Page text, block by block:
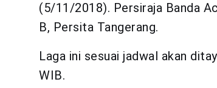
(5/11/2018). Persiraja Banda
B, Persita Tangerang.
Laga ini sesuai jadwal akan
WIB.